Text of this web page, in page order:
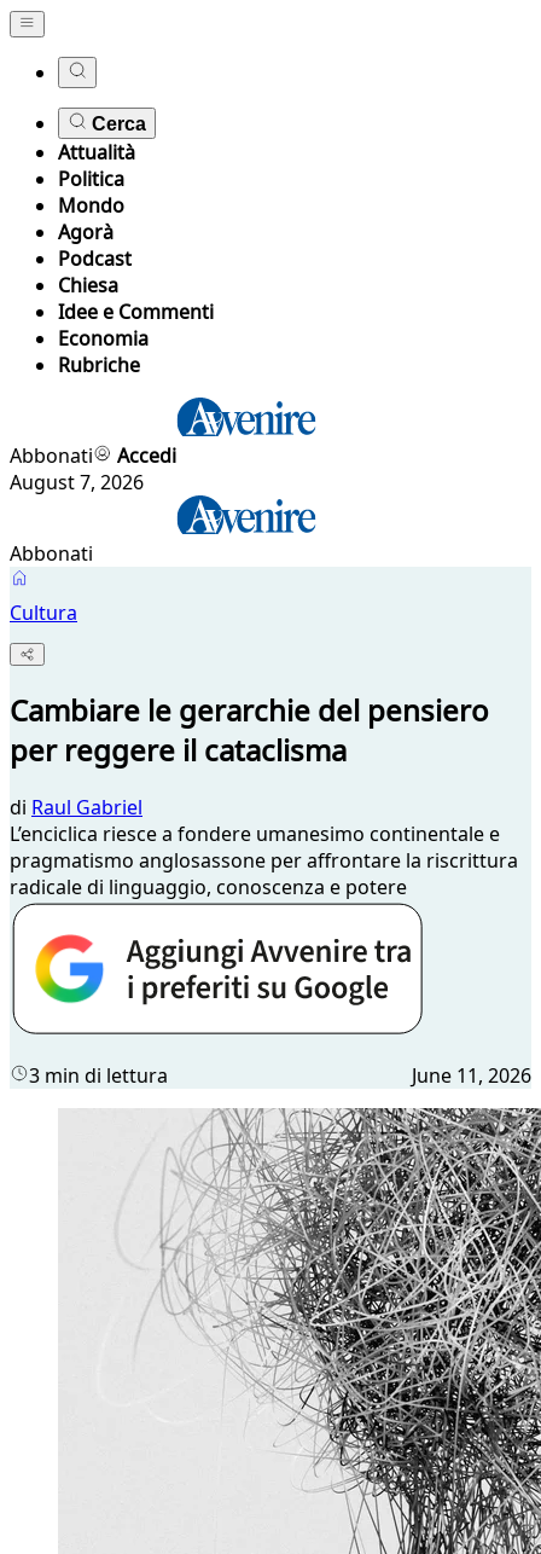
Cerca
Attualità
Politica
Mondo
Agorà
Podcast
Chiesa
Idee e Commenti
Economia
Rubriche
Abbonati
Accedi
August 7, 2026
Abbonati
Cultura
Cambiare le gerarchie del pensiero
per reggere il cataclisma
di Raul Gabriel
L’enciclica riesce a fondere umanesimo continentale e
pragmatismo anglosassone per affrontare la riscrittura
radicale di linguaggio, conoscenza e potere
3 min di lettura June 11, 2026